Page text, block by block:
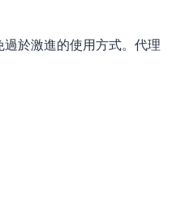
於激進的使用方式。代理